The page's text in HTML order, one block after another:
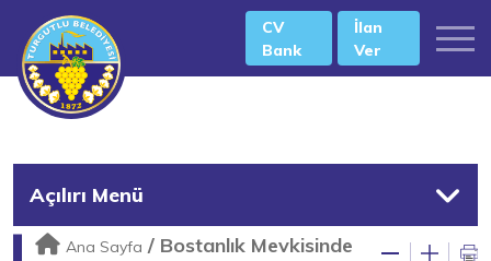
CV
Bank
İlan
Ver
Açılırı Menü
Ana Sayfa / Bostanlık Mevkisinde